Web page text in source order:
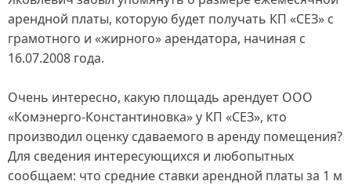
арендной платы, которую будет получать КП «СЕЗ» с
грамотного и «жирного» арендатора, начиная с
16.07.2008 года.
Очень интересно, какую площадь арендует ООО
«Комэнерго-Константиновка» у КП «СЕЗ», кто
производил оценку сдаваемого в аренду помещения?
Для сведения интересующихся и любопытных
сообщаем: что средние ставки арендной платы за 1 м